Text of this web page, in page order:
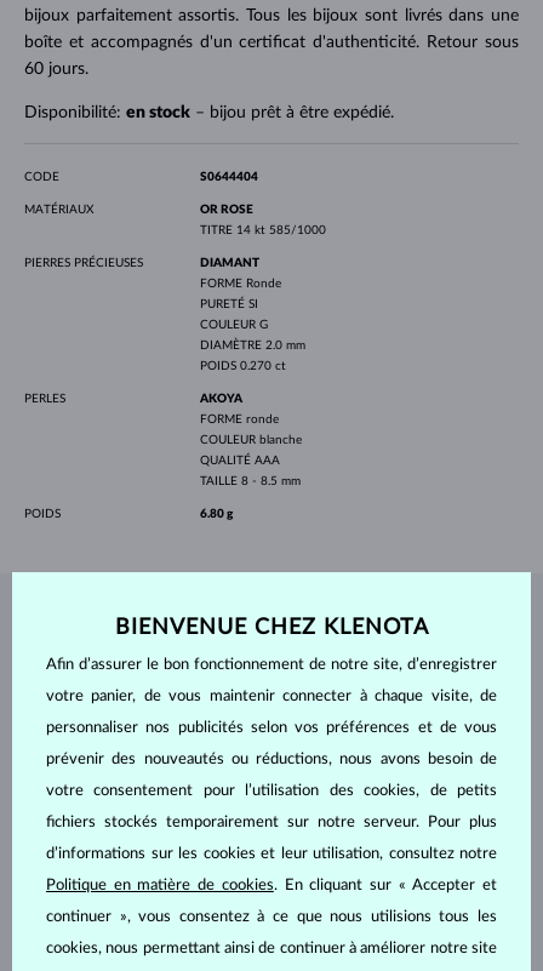
bijoux parfaitement assortis. Tous les bijoux sont livrés dans une
boîte et accompagnés d'un certificat d'authenticité. Retour sous
60 jours.
Disponibilité: en stock– bijou prêt à être expédié.
CODE S0644404
MATÉRIAUX
OR ROSE
TITRE 14 kt 585/1000
PIERRES PRÉCIEUSES
DIAMANT
FORME Ronde
PURETÉ SI
COULEUR G
DIAMÈTRE 2.0 mm
POIDS 0.270 ct
PERLES
AKOYA
FORME ronde
COULEUR blanche
QUALITÉ AAA
TAILLE 8 - 8.5 mm
POIDS 6.80 g
BIJOUX DEL'ATELIER KLENOTA
BIENVENUE CHEZ KLENOTA
Afin d’assurer le bon fonctionnement de notre site, d’enregistrer
votre panier, de vous maintenir connecter à chaque visite, de
personnaliser nos publicités selon vos préférences et de vous
prévenir des nouveautés ou réductions, nous avons besoin de
votre consentement pour l’utilisation des cookies, de petits
fichiers stockés temporairement sur notre serveur. Pour plus
d’informations sur les cookies et leur utilisation, consultez notre
Politique en matière de cookies. En cliquant sur « Accepter et
continuer », vous consentez à ce que nous utilisions tous les
cookies, nous permettant ainsi de continuer à améliorer notre site